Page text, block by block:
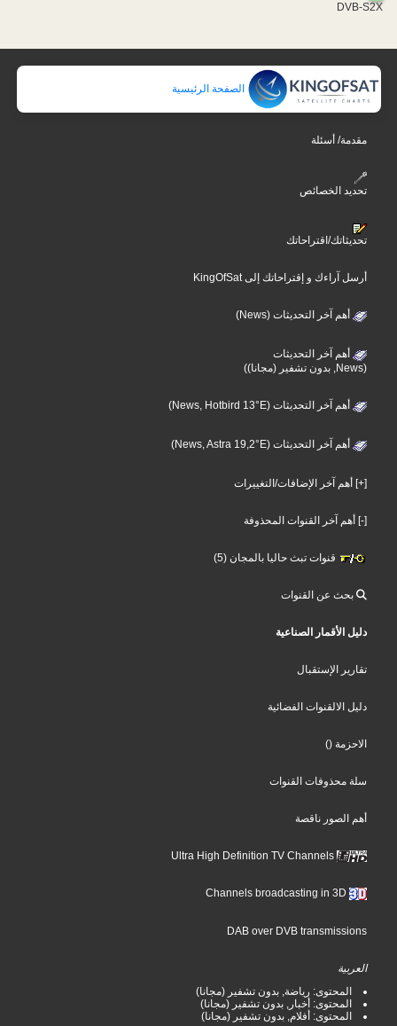
DVB-S2X
الصفحة الرئيسية
مقدمة/ أسئلة
تحديد الخصائص
تحديثاتك/اقتراحاتك
أرسل آراءك و إقتراحاتك إلى KingOfSat
أهم آخر التحديثات (News)
أهم آخر التحديثات
(News, بدون تشفير (مجانا))
أهم آخر التحديثات (News, Hotbird 13°E)
أهم آخر التحديثات (News, Astra 19,2°E)
[+] أهم آخر الإضافات/التغييرات
[-] أهم آخر القنوات المحذوفة
قنوات تبث حاليا بالمجان (5)
بحث عن القنوات
دليل الأقمار الصناعية
تقارير الإستقبال
دليل الالقنوات الفضائية
الاحزمة ()
سلة محذوفات القنوات
أهم الصور ناقصة
Ultra High Definition TV Channels
DAB over DVB transmissions
العربية
المحتوى: رياضة, بدون تشفير (مجانا)
المحتوى: أخبار, بدون تشفير (مجانا)
المحتوى: أفلام, بدون تشفير (مجانا)